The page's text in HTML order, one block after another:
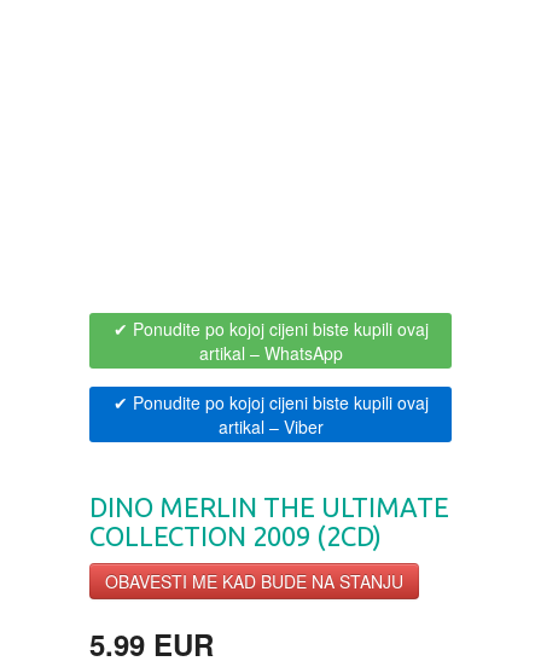
EDUKATIVNI
EROTSKI
ESEJISTIKA
FANTASTIKA
✔ Ponudite po kojoj cijeni biste kupili ovaj
artikal – WhatsApp
✔ Ponudite po kojoj cijeni biste kupili ovaj
artikal– Viber
DINO MERLIN THE ULTIMATE
COLLECTION 2009 (2CD)
OBAVESTI ME KAD BUDE NA STANJU
5.99 EUR